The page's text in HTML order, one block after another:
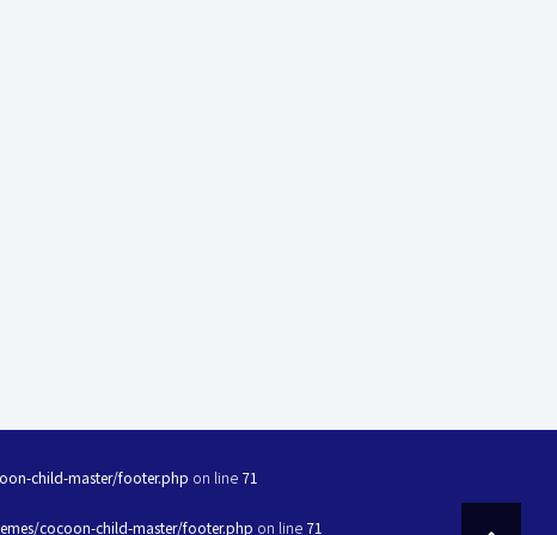
child-master/footer.php on line 71
cocoon-child-master/footer.php on line 71